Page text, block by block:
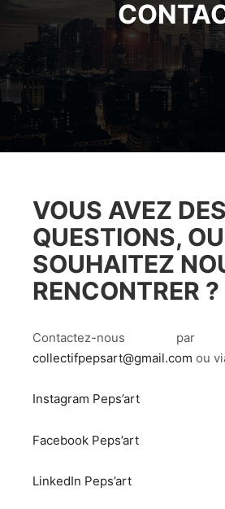
VOUS AVEZ DES
QUESTIONS,
SOUHAITEZ
RENCONTRER ?
Contactez-nous
collectifpepsart@gmail.com ou
Instagram Peps’art
Facebook Peps’art
LinkedIn Peps’art